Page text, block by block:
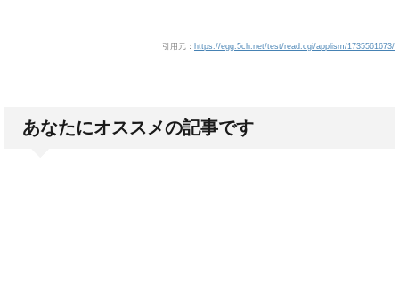
引用元： https://egg.5ch.net/test/read.cgi/applism/1735561673/
あなたにオススメの記事です